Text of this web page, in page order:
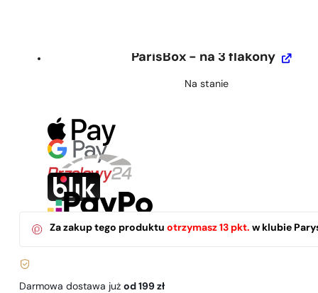
ParisBox - na 3 flakony
Na stanie
Za zakup tego produktuotrzymasz13 pkt.w klubie
Darmowa dostawa jużod 199 zł